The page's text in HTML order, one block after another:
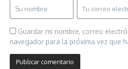
Guardar mi nombre, correo
navegador para la próxima vez que